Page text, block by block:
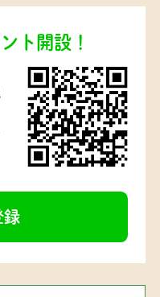
ト開設！
録